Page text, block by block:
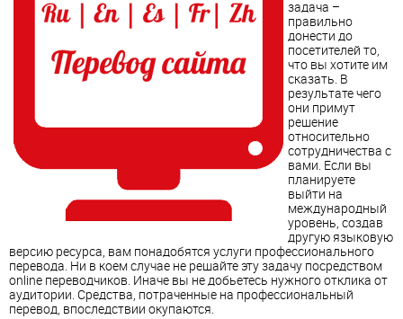
задача –
правильно
донести до
посетителей то,
что вы хотите им
сказать. В
результате чего
они примут
решение
относительно
сотрудничества с
вами. Если вы
планируете
выйти на
международный
уровень, создав
другую языковую
версию ресурса, вам понадобятся услуги профессионального
перевода. Ни в коем случае не решайте эту задачу посредством
online переводчиков. Иначе вы не добьетесь нужного отклика от
аудитории. Средства, потраченные на профессиональный
перевод, впоследствии окупаются.